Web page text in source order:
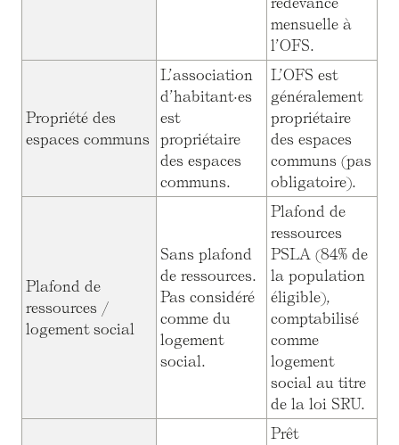
mensuelle à
l’OFS.
Propriété des
espaces communs
L’association
d’habitant·es
est
propriétaire
des espaces
communs.
L’OFS est
généralement
propriétaire
des espaces
communs (pas
obligatoire).
Plafond de
ressources /
logement social
Sans plafond
de ressources.
Pas considéré
comme du
logement
social.
Plafond de
ressources
PSLA (84% de
la population
éligible),
comptabilisé
comme
logement
social au titre
de la loi SRU.
Prêt